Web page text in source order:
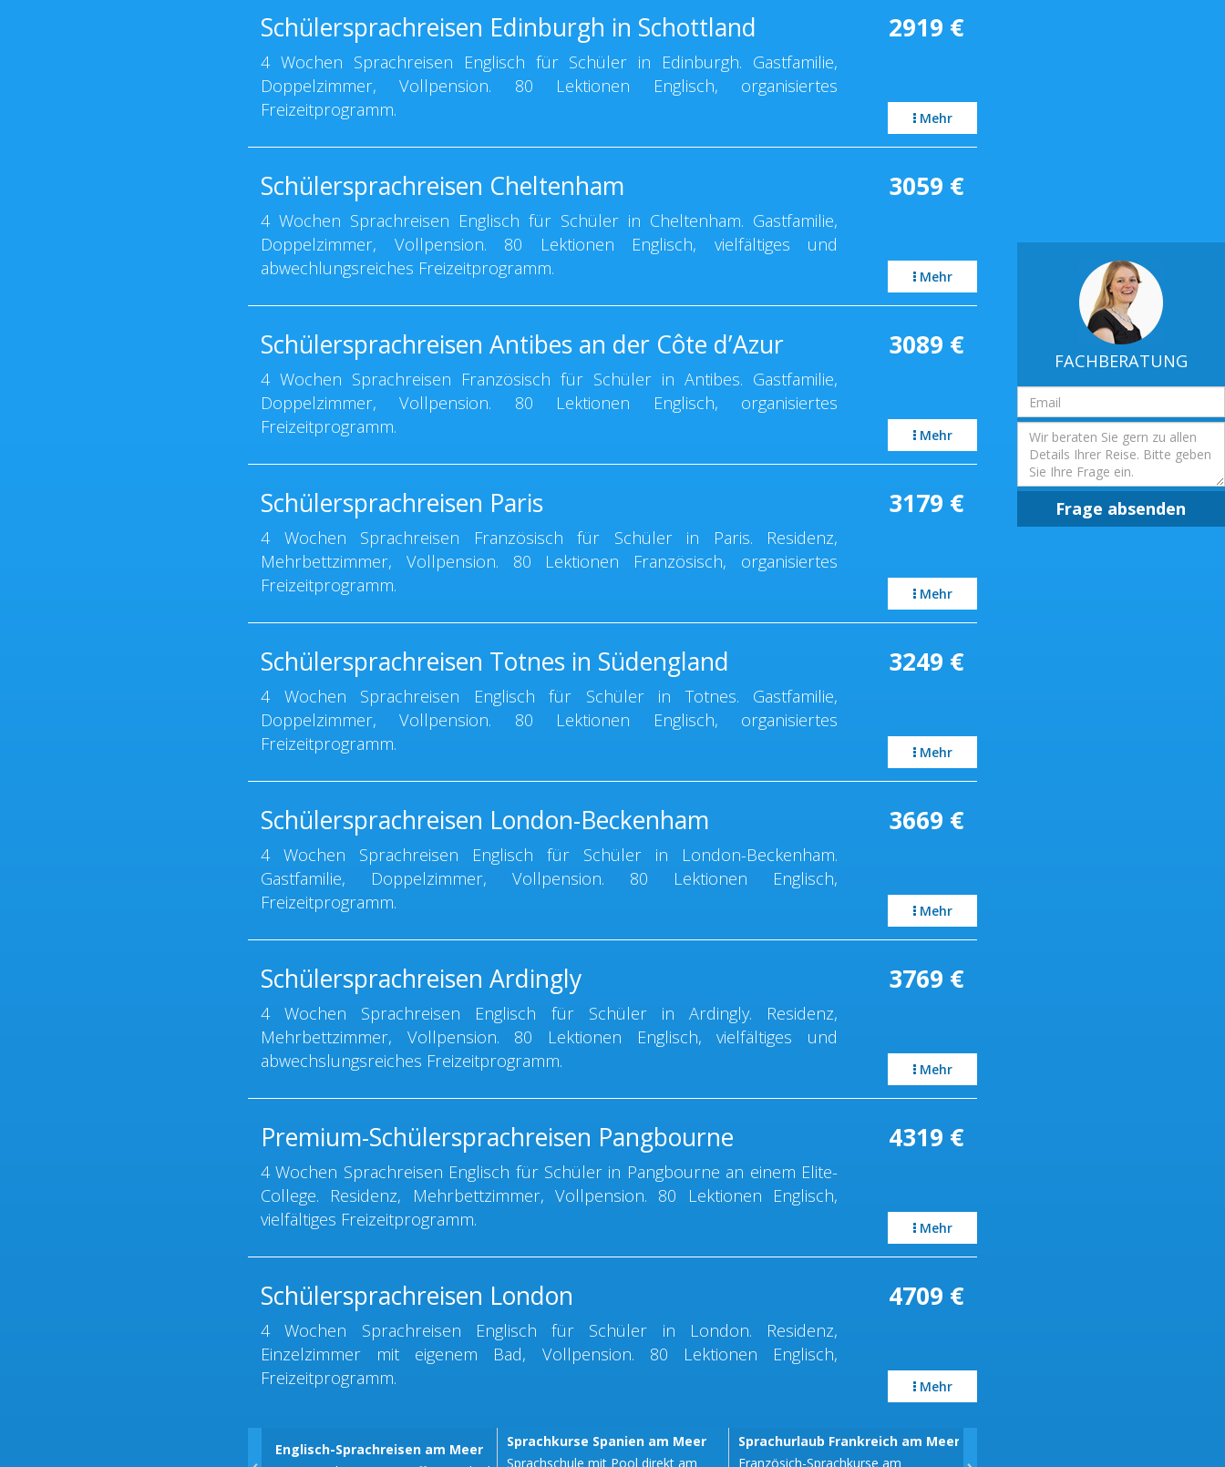
Schülersprachreisen Edinburgh in Schottland 2919 €
4 Wochen Sprachreisen Englisch für Schüler in Edinburgh. Gastfamilie,
Doppelzimmer, Vollpension. 80 Lektionen Englisch, organisiertes
Freizeitprogramm.
Mehr
Schülersprachreisen Cheltenham 3059 €
4 Wochen Sprachreisen Englisch für Schüler in Cheltenham. Gastfamilie,
Doppelzimmer, Vollpension. 80 Lektionen Englisch, vielfältiges und
abwechlungsreiches Freizeitprogramm.
Mehr
Schülersprachreisen Antibes an der Côte d’Azur 3089 €
4 Wochen Sprachreisen Französisch für Schüler in Antibes. Gastfamilie,
Doppelzimmer, Vollpension. 80 Lektionen Englisch, organisiertes
Freizeitprogramm.
Mehr
Schülersprachreisen Paris 3179 €
4 Wochen Sprachreisen Französisch für Schüler in Paris. Residenz,
Mehrbettzimmer, Vollpension. 80 Lektionen Französisch, organisiertes
Freizeitprogramm.
Mehr
Schülersprachreisen Totnes in Südengland 3249 €
4 Wochen Sprachreisen Englisch für Schüler in Totnes. Gastfamilie,
Doppelzimmer, Vollpension. 80 Lektionen Englisch, organisiertes
Freizeitprogramm.
Mehr
Schülersprachreisen London-Beckenham 3669 €
4 Wochen Sprachreisen Englisch für Schüler in London-Beckenham.
Gastfamilie, Doppelzimmer, Vollpension. 80 Lektionen Englisch,
Freizeitprogramm.
Mehr
Schülersprachreisen Ardingly 3769 €
4 Wochen Sprachreisen Englisch für Schüler in Ardingly. Residenz,
Mehrbettzimmer, Vollpension. 80 Lektionen Englisch, vielfältiges und
abwechslungsreiches Freizeitprogramm.
Mehr
Premium-Schülersprachreisen Pangbourne 4319 €
4 Wochen Sprachreisen Englisch für Schüler in Pangbourne an einem Elite-
College. Residenz, Mehrbettzimmer, Vollpension. 80 Lektionen Englisch,
vielfältiges Freizeitprogramm.
Mehr
Schülersprachreisen London 4709 €
4 Wochen Sprachreisen Englisch für Schüler in London. Residenz,
Einzelzimmer mit eigenem Bad, Vollpension. 80 Lektionen Englisch,
Freizeitprogramm.
Mehr
Englisch-Sprachreisen am Meer
Sprachkurse Spanien am Meer
Sprachschule mit Pool direkt am
Sprachurlaub Frankreich am Meer
Französich-Sprachkurse am
Italienische-Sprachkurse im Herzen
FACHBERATUNG
Email
Adresse
Frage
Frage absenden